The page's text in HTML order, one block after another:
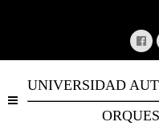
UNIVERSIDAD